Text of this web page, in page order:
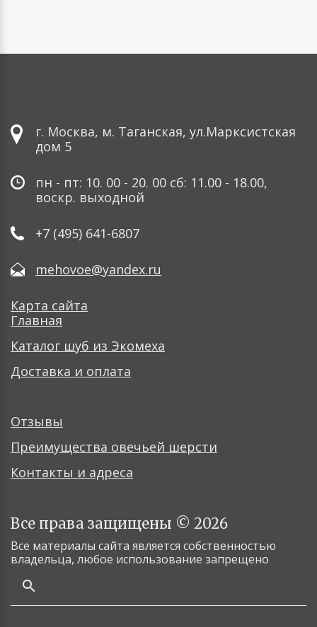
г. Москва, м. Таганская, ул.Марксистская
дом 5
пн - пт: 10. 00 - 20. 00 сб: 11.00 - 18.00,
воскр. выходной
+7 (495) 641-6807
mehovoe@yandex.ru
Карта сайта
Главная
Каталог шуб из Экомеха
Доставка и оплата
Отзывы
Преимущества овечьей шерсти
Контакты и адреса
Все права защищены © 2026
Все материалы сайта является собственностью
владельца, любое использование запрещено
search